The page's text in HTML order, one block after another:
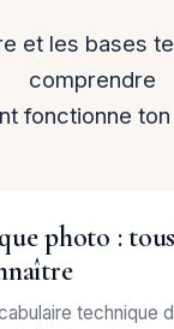
et les bases
comprendre
fonctionne ton
photo :
technique